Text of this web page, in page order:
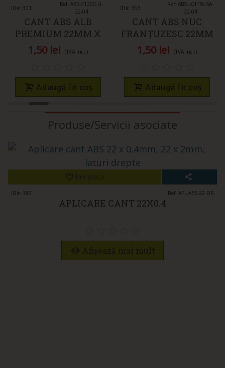
ID#: 301
Ref: ABS-31200-LI-
22-04
CANT ABS ALB
PREMIUM 22MM X
0,4MM
1,50 lei (TVA incl.)
Adaugă în coș
ID#: 363
Ref: ABS-LGHT6-SA-
22-04
CANT ABS NUC
FRANȚUZESC 22MM
X 0,4MM
1,50 lei (TVA incl.)
Adaugă în coș
Produse/Servicii asociate
ID#: 389 Ref: APL-ABS-22-DR
APLICARE CANT 22X0.4